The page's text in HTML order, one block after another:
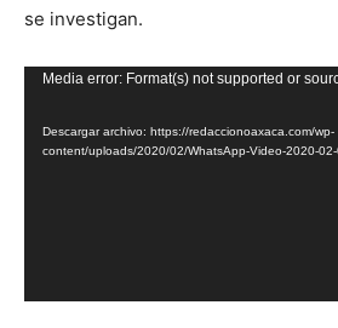
se investigan.
Reproductor
vídeo
Media error: Format(s) not supported or
Descargar archivo: https://redaccionoaxaca.com/wp-
content/uploads/2020/02/WhatsApp-Video-2020-